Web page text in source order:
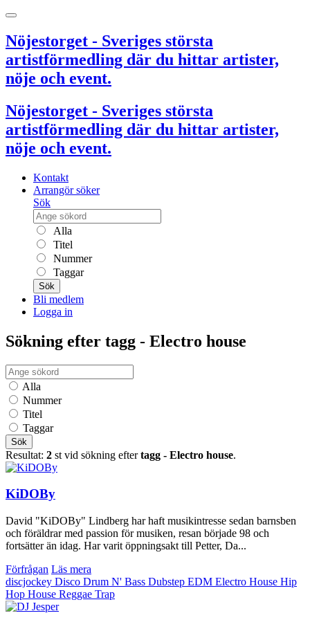
Nöjestorget - Sveriges största
artistförmedling där du hittar artister,
nöje och event.
Nöjestorget - Sveriges största
artistförmedling där du hittar artister,
nöje och event.
Kontakt
Arrangör söker
Sök
Alla
Titel
Nummer
Taggar
Sök
Bli medlem
Logga in
Sökning efter tagg - Electro house
Alla
Nummer
Titel
Taggar
Sök
Resultat: 2 st vid sökning eftertagg - Electro house.
KiDOBy
David "KiDOBy" Lindberg har haft musikintresse sedan barnsben
och föräldrar med passion för musiken, resan började 98 och
fortsätter än idag. Har varit öppningsakt till Petter, Da...
Förfrågan Läs mera
discjockey Disco Drum N' Bass Dubstep EDM Electro House Hip
Hop House Reggae Trap